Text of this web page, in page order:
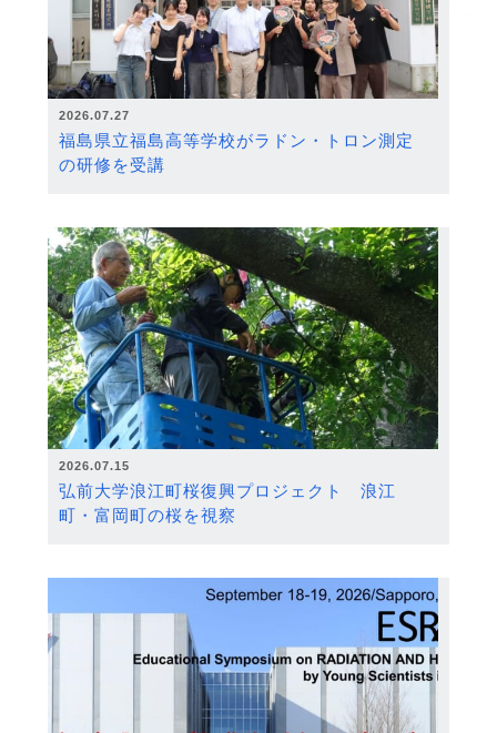
2026.07.27
福島県立福島高等学校がラドン・トロン測定
の研修を受講
2026.07.15
弘前大学浪江町桜復興プロジェクト 浪江
町・富岡町の桜を視察